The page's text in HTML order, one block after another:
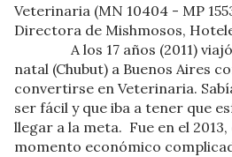
Veterinaria (MN 10404 - MP
Directora de Mishmosos,
A los 17 años (2011) viajó
natal (Chubut) a Buenos Aires
convertirse en Veterinaria.
ser fácil y que iba a tener que
llegar a la meta. Fue en el
momento económico